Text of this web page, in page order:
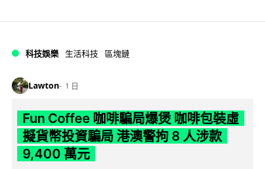
科技娛樂 生活科技 區塊鏈
Lawton 1 日
Fun Coffee 咖啡騙局爆煲 咖啡包裝虛
擬貨幣投資騙局 港澳警拘 8 人涉款
9,400 萬元